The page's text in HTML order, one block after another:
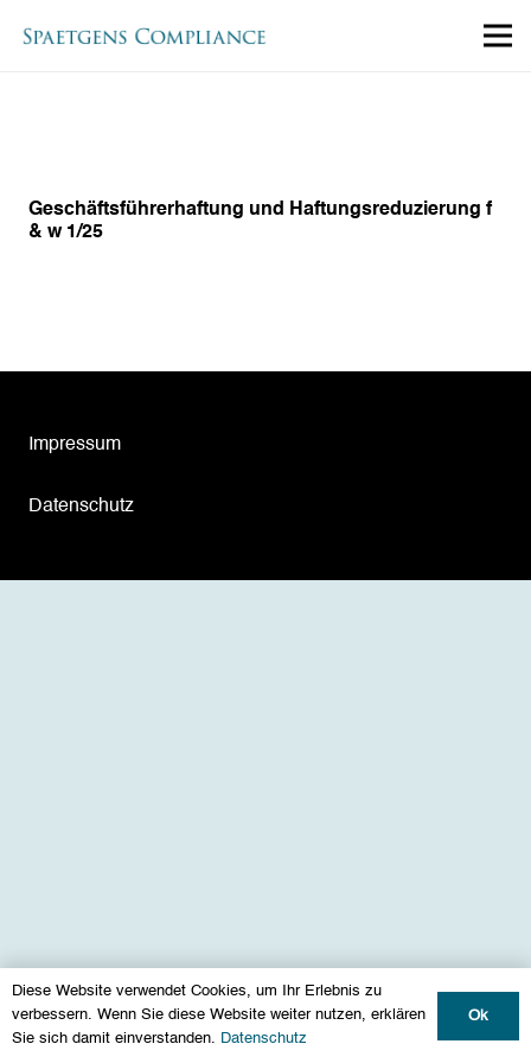
Geschäftsführerhaftung und Haftungsreduzierung f
& w 1/25
Impressum
Datenschutz
Diese Website verwendet Cookies, um Ihr Erlebnis zu
verbessern. Wenn Sie diese Website weiter nutzen, erklären
Sie sich damit einverstanden. Datenschutz
Ok